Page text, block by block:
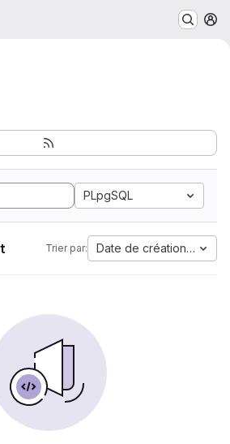
PLpgSQL
Trier par: Date de création la plus